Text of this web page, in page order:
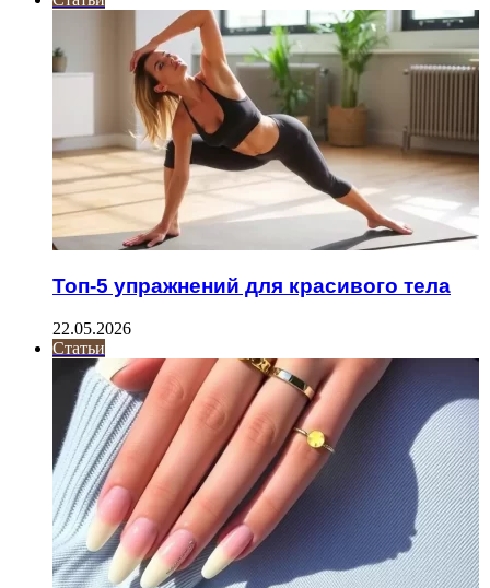
Топ-5 упражнений для красивого тела
22.05.2026
Статьи